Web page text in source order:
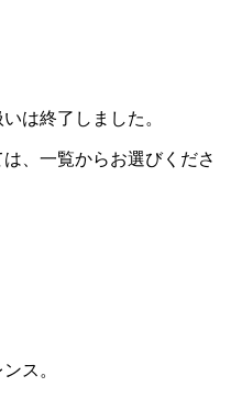
は終了しました。
、一覧からお選びくださ
ス。